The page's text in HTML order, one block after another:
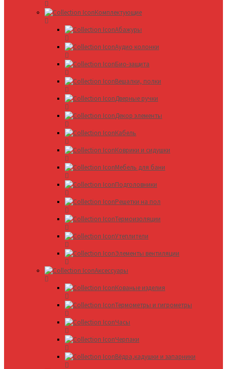
Комплектующие
Абажуры
Аудио колонки
Био-защита
Вешалки, полки
Дверные ручки
Декор элементы
Кабель
Коврики и сидушки
Мебель для бани
Подголовники
Решетки на пол
Термоизоляции
Утеплители
Элементы вентиляции
Аксессуары
Кованые изделия
Термометры и гигрометры
Часы
Черпаки
Вёдра,кадушки и запарники